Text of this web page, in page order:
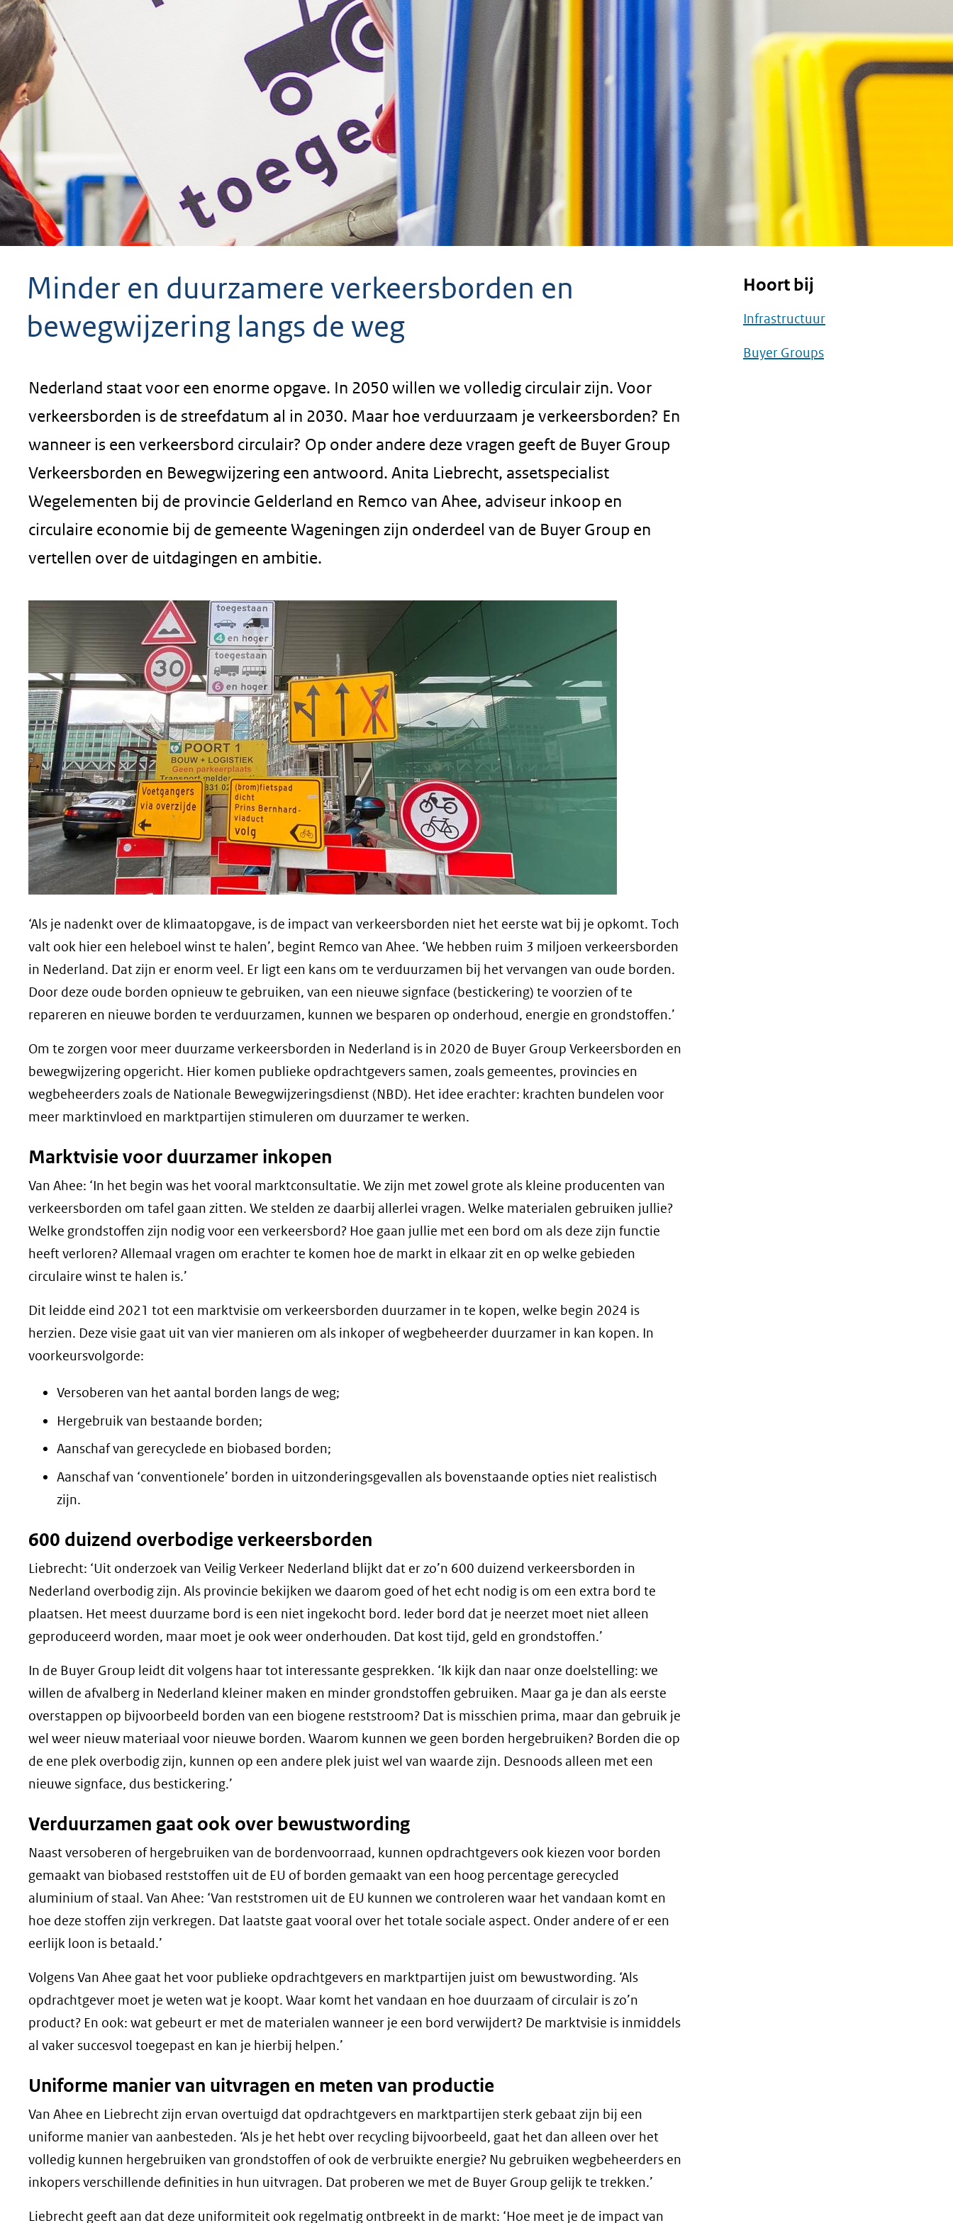
geweigerd.
Minder en duurzamere verkeersborden en
bewegwijzering langs de weg
Nederland staat voor een enorme opgave. In 2050 willen we volledig circulair zijn. Voor
verkeersborden is de streefdatum al in 2030. Maar hoe verduurzaam je verkeersborden? En
wanneer is een verkeersbord circulair? Op onder andere deze vragen geeft de Buyer Group
Verkeersborden en Bewegwijzering een antwoord. Anita Liebrecht, assetspecialist
Wegelementen bij de provincie Gelderland en Remco van Ahee, adviseur inkoop en
circulaire economie bij de gemeente Wageningen zijn onderdeel van de Buyer Group en
vertellen over de uitdagingen en ambitie.
‘Als je nadenkt over de klimaatopgave, is de impact van verkeersborden niet het eerste wat bij je opkomt. Toch
valt ook hier een heleboel winst te halen’, begint Remco van Ahee. ‘We hebben ruim 3 miljoen verkeersborden
in Nederland. Dat zijn er enorm veel. Er ligt een kans om te verduurzamen bij het vervangen van oude borden.
Door deze oude borden opnieuw te gebruiken, van een nieuwe signface (bestickering) te voorzien of te
repareren en nieuwe borden te verduurzamen, kunnen we besparen op onderhoud, energie en grondstoffen.’
Om te zorgen voor meer duurzame verkeersborden in Nederland is in 2020 de Buyer Group Verkeersborden en
bewegwijzering opgericht. Hier komen publieke opdrachtgevers samen, zoals gemeentes, provincies en
wegbeheerders zoals de Nationale Bewegwijzeringsdienst (NBD). Het idee erachter: krachten bundelen voor
meer marktinvloed en marktpartijen stimuleren om duurzamer te werken.
Marktvisie voor duurzamer inkopen
Van Ahee: ‘In het begin was het vooral marktconsultatie. We zijn met zowel grote als kleine producenten van
verkeersborden om tafel gaan zitten. We stelden ze daarbij allerlei vragen. Welke materialen gebruiken jullie?
Welke grondstoffen zijn nodig voor een verkeersbord? Hoe gaan jullie met een bord om als deze zijn functie
heeft verloren? Allemaal vragen om erachter te komen hoe de markt in elkaar zit en op welke gebieden
circulaire winst te halen is.’
Dit leidde eind 2021 tot een marktvisie om verkeersborden duurzamer in te kopen, welke begin 2024 is
herzien. Deze visie gaat uit van vier manieren om als inkoper of wegbeheerder duurzamer in kan kopen. In
voorkeursvolgorde:
Versoberen van het aantal borden langs de weg;
Hergebruik van bestaande borden;
Aanschaf van gerecyclede en biobased borden;
Aanschaf van ‘conventionele’ borden in uitzonderingsgevallen als bovenstaande opties niet realistisch
zijn.
600 duizend overbodige verkeersborden
Liebrecht: ‘Uit onderzoek van Veilig Verkeer Nederland blijkt dat er zo’n 600 duizend verkeersborden in
Nederland overbodig zijn. Als provincie bekijken we daarom goed of het echt nodig is om een extra bord te
plaatsen. Het meest duurzame bord is een niet ingekocht bord. Ieder bord dat je neerzet moet niet alleen
geproduceerd worden, maar moet je ook weer onderhouden. Dat kost tijd, geld en grondstoffen.’
In de Buyer Group leidt dit volgens haar tot interessante gesprekken. ‘Ik kijk dan naar onze doelstelling: we
willen de afvalberg in Nederland kleiner maken en minder grondstoffen gebruiken. Maar ga je dan als eerste
overstappen op bijvoorbeeld borden van een biogene reststroom? Dat is misschien prima, maar dan gebruik je
wel weer nieuw materiaal voor nieuwe borden. Waarom kunnen we geen borden hergebruiken? Borden die op
de ene plek overbodig zijn, kunnen op een andere plek juist wel van waarde zijn. Desnoods alleen met een
nieuwe signface, dus bestickering.’
Verduurzamen gaat ook over bewustwording
Naast versoberen of hergebruiken van de bordenvoorraad, kunnen opdrachtgevers ook kiezen voor borden
gemaakt van biobased reststoffen uit de EU of borden gemaakt van een hoog percentage gerecycled
aluminium of staal. Van Ahee: ‘Van reststromen uit de EU kunnen we controleren waar het vandaan komt en
hoe deze stoffen zijn verkregen. Dat laatste gaat vooral over het totale sociale aspect. Onder andere of er een
eerlijk loon is betaald.’
Volgens Van Ahee gaat het voor publieke opdrachtgevers en marktpartijen juist om bewustwording. ‘Als
opdrachtgever moet je weten wat je koopt. Waar komt het vandaan en hoe duurzaam of circulair is zo’n
product? En ook: wat gebeurt er met de materialen wanneer je een bord verwijdert? De marktvisie is inmiddels
al vaker succesvol toegepast en kan je hierbij helpen.’
Uniforme manier van uitvragen en meten van productie
Van Ahee en Liebrecht zijn ervan overtuigd dat opdrachtgevers en marktpartijen sterk gebaat zijn bij een
uniforme manier van aanbesteden. ‘Als je het hebt over recycling bijvoorbeeld, gaat het dan alleen over het
volledig kunnen hergebruiken van grondstoffen of ook de verbruikte energie? Nu gebruiken wegbeheerders en
inkopers verschillende definities in hun uitvragen. Dat proberen we met de Buyer Group gelijk te trekken.’
Liebrecht geeft aan dat deze uniformiteit ook regelmatig ontbreekt in de markt: ‘Hoe meet je de impact van
Hoort bij
Infrastructuur
Buyer Groups